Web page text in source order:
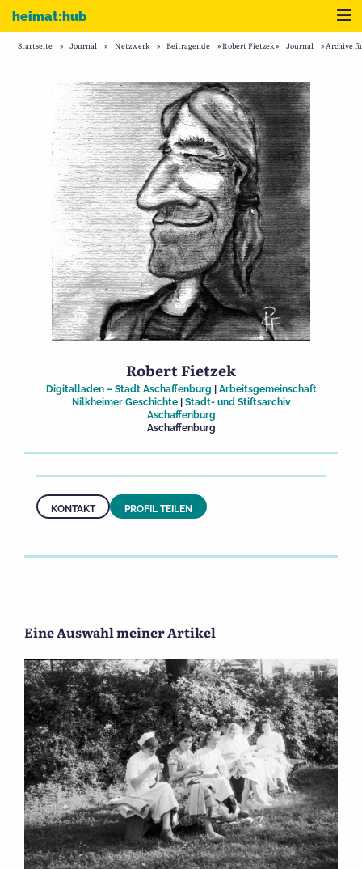
Zum Inhalt
heimat:hub
Startseite » Journal » Netzwerk » Beitragende »Robert Fietzek» Journal »Archive
Robert Fietzek
Digitalladen – Stadt Aschaffenburg | Arbeitsgemeinschaft
Nilkheimer Geschichte| Stadt- und Stiftsarchiv
Aschaffenburg
Aschaffenburg
KONTAKT PROFIL TEILEN
Eine Auswahl meiner Artikel